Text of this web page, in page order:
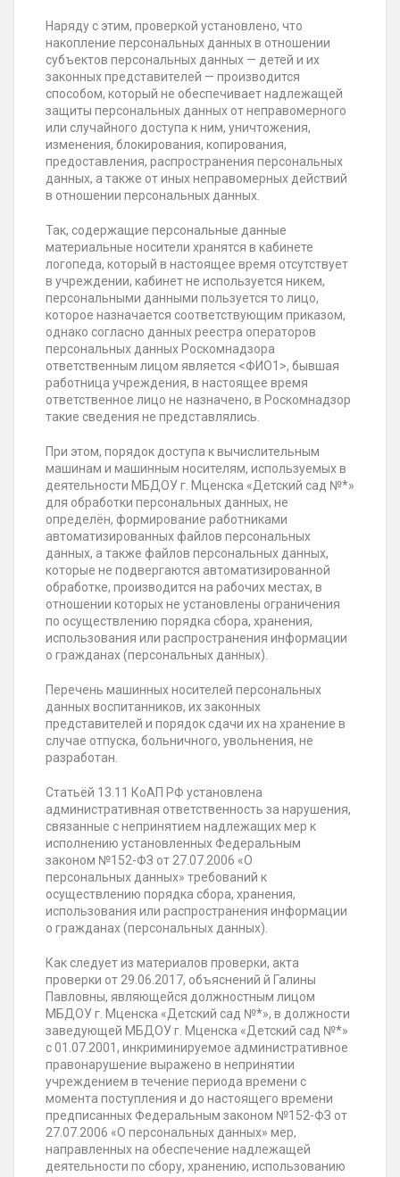
Наряду с этим, проверкой установлено, что
накопление персональных данных в отношении
субъектов персональных данных — детей и их
законных представителей — производится
способом, который не обеспечивает надлежащей
защиты персональных данных от неправомерного
или случайного доступа к ним, уничтожения,
изменения, блокирования, копирования,
предоставления, распространения персональных
данных, а также от иных неправомерных действий
в отношении персональных данных.
Так, содержащие персональные данные
материальные носители хранятся в кабинете
логопеда, который в настоящее время отсутствует
в учреждении, кабинет не используется никем,
персональными данными пользуется то лицо,
которое назначается соответствующим приказом,
однако согласно данных реестра операторов
персональных данных Роскомнадзора
ответственным лицом является <ФИО1>, бывшая
работница учреждения, в настоящее время
ответственное лицо не назначено, в Роскомнадзор
такие сведения не представлялись.
При этом, порядок доступа к вычислительным
машинам и машинным носителям, используемых в
деятельности МБДОУ г. Мценска «Детский сад №*»
для обработки персональных данных, не
определён, формирование работниками
автоматизированных файлов персональных
данных, а также файлов персональных данных,
которые не подвергаются автоматизированной
обработке, производится на рабочих местах, в
отношении которых не установлены ограничения
по осуществлению порядка сбора, хранения,
использования или распространения информации
о гражданах (персональных данных).
Перечень машинных носителей персональных
данных воспитанников, их законных
представителей и порядок сдачи их на хранение в
случае отпуска, больничного, увольнения, не
разработан.
Статьёй 13.11 КоАП РФ установлена
административная ответственность за нарушения,
связанные с непринятием надлежащих мер к
исполнению установленных Федеральным
законом №152-ФЗ от 27.07.2006 «О
персональных данных» требований к
осуществлению порядка сбора, хранения,
использования или распространения информации
о гражданах (персональных данных).
Как следует из материалов проверки, акта
проверки от 29.06.2017, объяснений й Галины
Павловны, являющейся должностным лицом
МБДОУ г. Мценска «Детский сад №*», в должности
заведующей МБДОУ г. Мценска «Детский сад №*»
с 01.07.2001, инкриминируемое административное
правонарушение выражено в непринятии
учреждением в течение периода времени с
момента поступления и до настоящего времени
предписанных Федеральным законом №152-ФЗ от
27.07.2006 «О персональных данных» мер,
направленных на обеспечение надлежащей
деятельности по сбору, хранению, использованию